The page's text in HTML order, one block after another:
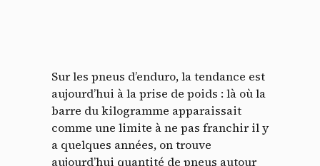
Sur les pneus d’enduro, la tendance est
aujourd’hui à la prise de poids : là où la
barre du kilogramme apparaissait
comme une limite à ne pas franchir il y
a quelques années, on trouve
aujourd’hui quantité de pneus autour